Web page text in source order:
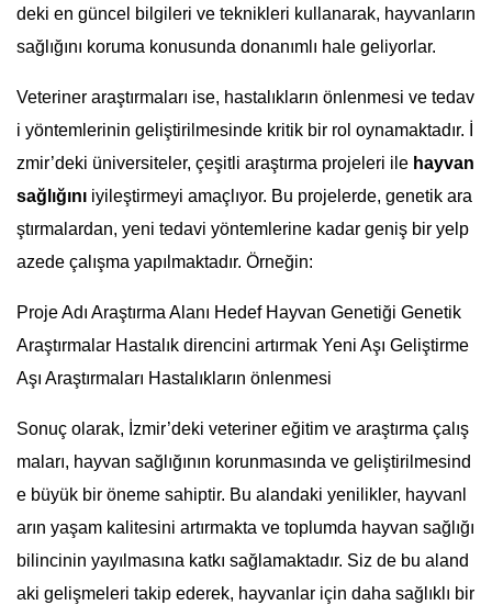
deki en güncel bilgileri ve teknikleri kullanarak, hayvanların
sağlığını koruma konusunda donanımlı hale geliyorlar.
Veteriner araştırmaları ise, hastalıkların önlenmesi ve tedav
i yöntemlerinin geliştirilmesinde kritik bir rol oynamaktadır. İ
zmir’deki üniversiteler, çeşitli araştırma projeleri ile hayvan
sağlığını iyileştirmeyi amaçlıyor. Bu projelerde, genetik ara
ştırmalardan, yeni tedavi yöntemlerine kadar geniş bir yelp
azede çalışma yapılmaktadır. Örneğin:
Proje Adı Araştırma Alanı Hedef Hayvan Genetiği Genetik
Araştırmalar Hastalık direncini artırmak Yeni Aşı Geliştirme
Aşı Araştırmaları Hastalıkların önlenmesi
Sonuç olarak, İzmir’deki veteriner eğitim ve araştırma çalış
maları, hayvan sağlığının korunmasında ve geliştirilmesind
e büyük bir öneme sahiptir. Bu alandaki yenilikler, hayvanl
arın yaşam kalitesini artırmakta ve toplumda hayvan sağlığı
bilincinin yayılmasına katkı sağlamaktadır. Siz de bu aland
aki gelişmeleri takip ederek, hayvanlar için daha sağlıklı bir